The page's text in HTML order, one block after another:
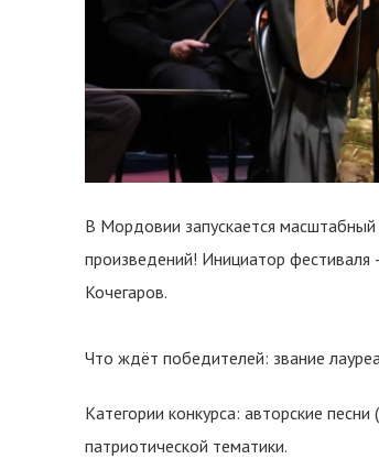
В Мордовии запускается масштабный
произведений! Инициатор
Кочегаров.
Что ждёт победителей: звание
Категории конкурса: авторские
патриотической тематики.